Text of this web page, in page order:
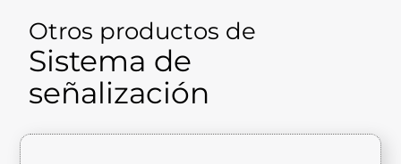
Otros productos de
Sistema de
señalización